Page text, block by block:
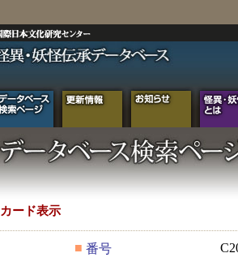
カード表示
■ 番号